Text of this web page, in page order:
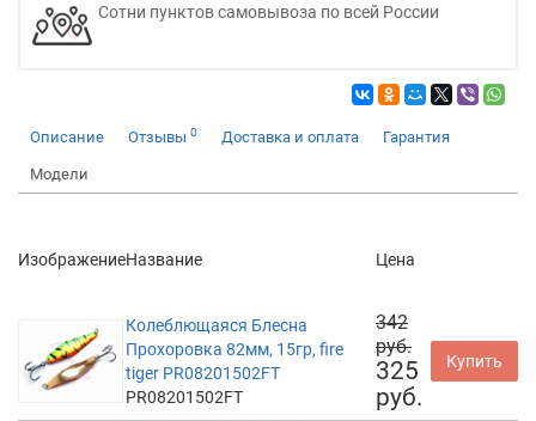
Сотни пунктов самовывоза по всей России
Описание Отзывы 0 Доставка и оплата Гарантия
Модели
ИзображениеНазвание Цена
Колеблющаяся Блесна
Прохоровка 82мм, 15гр, fire
tiger PR08201502FT
PR08201502FT
342
руб.
325
руб.
Купить